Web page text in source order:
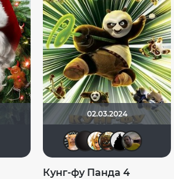
02.03.2024
V@dyan
Кунг-фу Панда 4